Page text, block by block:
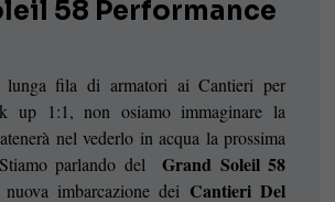
58 Performance
lunga fila di armatori ai Cantieri per
up 1:1, non osiamo immaginare la
nel vederlo in acqua la prossima
parlando delGrand Soleil 58
imbarcazione dei Cantieri Del